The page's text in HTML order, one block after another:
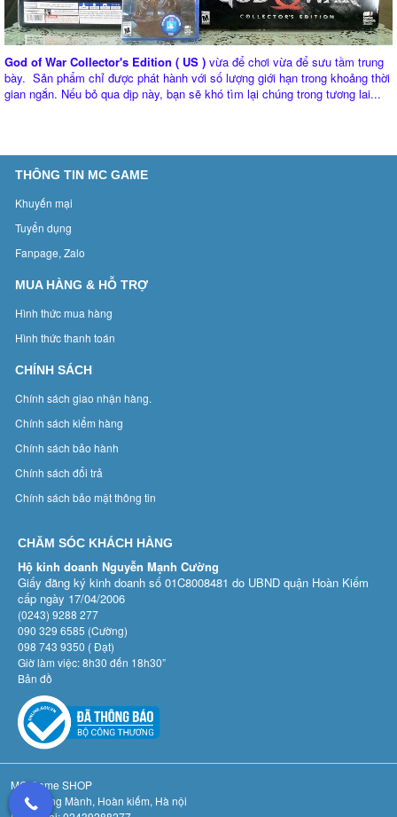
God of War Collector's Edition ( US ) vừa để chơi vừa để sưu tầm trung
bày. Sản phẩm chỉ được phát hành với số lượng giới hạn trong khoảng thời
gian ngắn. Nếu bỏ qua dịp này, bạn sẽ khó tìm lại chúng trong tương lai...
THÔNG TIN MC GAME
Khuyến mại
Tuyển dụng
Fanpage, Zalo
MUA HÀNG & HỖ TRỢ
Hình thức mua hàng
Hình thức thanh toán
CHÍNH SÁCH
Chính sách giao nhận hàng.
Chính sách kiểm hàng
Chính sách bảo hành
Chính sách đổi trả
Chính sách bảo mật thông tin
CHĂM SÓC KHÁCH HÀNG
Hộ kinh doanh Nguyễn Mạnh Cường
Giấy đăng ký kinh doanh số 01C8008481 do UBND quận Hoàn Kiếm
cấp ngày 17/04/2006
(0243) 9288 277
090 329 6585 (Cường)
098 743 9350 ( Đạt)
Giờ làm việc: 8h30 đến 18h30”
Bản đồ
MC Game SHOP
Số 3 Hàng Mành, Hoàn kiếm, Hà nội